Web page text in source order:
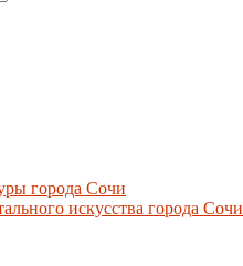
города Сочи
искусства города Сочи